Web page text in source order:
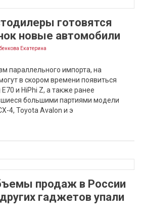
готовятся
новые автомобили
Екатерина
параллельного импорта, на
в скором времени появиться
и HiPhi Z, а также ранее
большими партиями модели
4, Toyota Avalon и э
продаж в России
гаджетов упали